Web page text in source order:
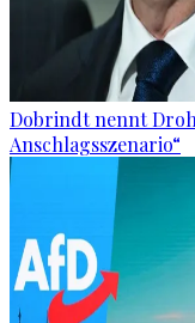
Dobrindt nennt
Anschlagsszenario“